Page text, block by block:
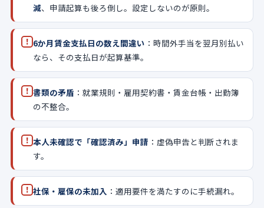
減、申請起算も後ろ倒し。設定しないのが原則。
! 6か月賃金支払日の数え間違い ：時間外手当を翌月別払い
なら、その支払日が起算基準。
! 書類の矛盾 ：就業規則・雇用契約書・賃金台帳・出勤簿
の不整合。
! 本人未確認で「確認済み」申請 ：虚偽申告と判断されま
す。
! 社保・雇保の未加入 ：適用要件を満たすのに手続漏れ。